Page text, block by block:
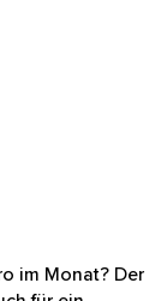
im Monat? Der